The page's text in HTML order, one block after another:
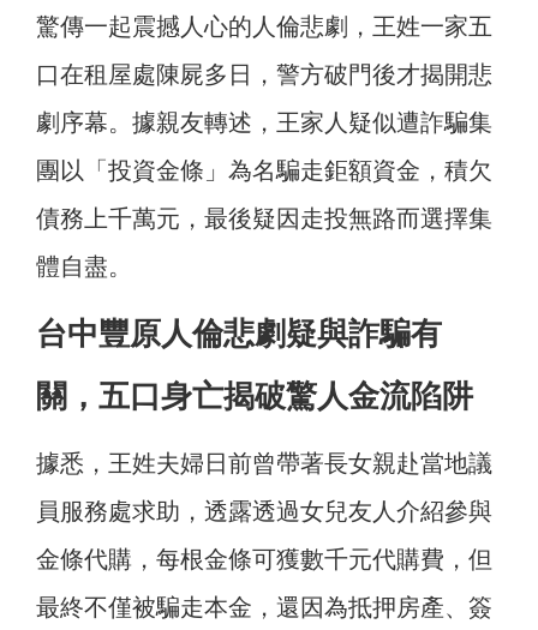
驚傳一起震撼人心的人倫悲劇，王姓一家五
口在租屋處陳屍多日，警方破門後才揭開悲
劇序幕。據親友轉述，王家人疑似遭詐騙集
團以「投資金條」為名騙走鉅額資金，積欠
債務上千萬元，最後疑因走投無路而選擇集
體自盡。
台中豐原人倫悲劇疑與詐騙有
關，五口身亡揭破驚人金流陷阱
據悉，王姓夫婦日前曾帶著長女親赴當地議
員服務處求助，透露透過女兒友人介紹參與
金條代購，每根金條可獲數千元代購費，但
最終不僅被騙走本金，還因為抵押房產、簽